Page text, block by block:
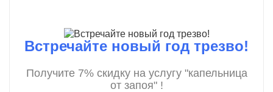
Встречайте новый год трезво!
Получите 7% скидку на услугу "капельница
от запоя" !